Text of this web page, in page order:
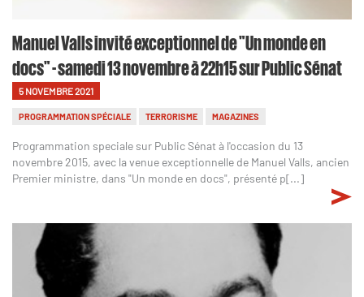
Manuel Valls invité exceptionnel de "Un monde en
docs" - samedi 13 novembre à 22h15 sur Public Sénat
5 NOVEMBRE 2021
PROGRAMMATION SPÉCIALE TERRORISME MAGAZINES
Programmation speciale sur Public Sénat à l'occasion du 13
novembre 2015, avec la venue exceptionnelle de Manuel Valls, ancien
Premier ministre, dans "Un monde en docs", présenté p[...]